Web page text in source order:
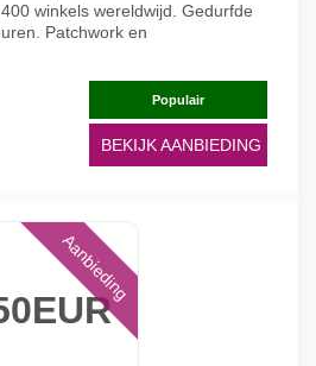
winkels wereldwijd. Gedurfde
Patchwork en
Populair
BEKIJK AANBIEDING
Aanbieding